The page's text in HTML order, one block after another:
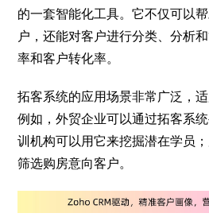
的一套智能化工具。它不仅可以
户，还能对客户进行分类、分析
率和客户转化率。
拓客系统的应用场景非常广泛，
例如，外贸企业可以通过拓客系
训机构可以用它来挖掘潜在学员
筛选购房意向客户。